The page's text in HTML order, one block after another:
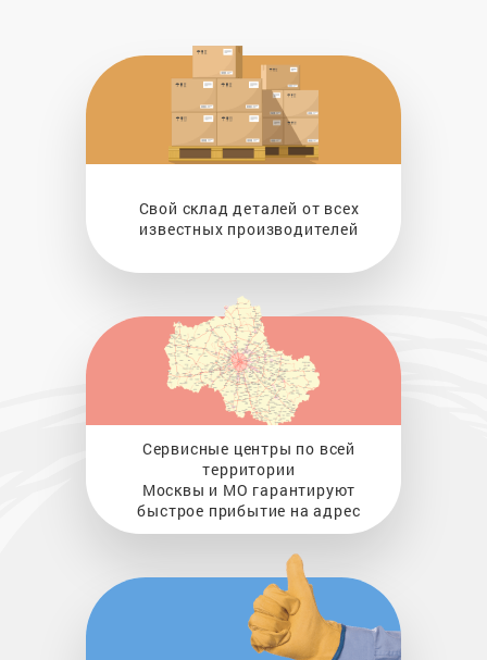
Свой склад деталей от всех
известных производителей
Сервисные центры по всей
территории
Москвы и МО гарантируют
быстрое прибытие на адрес